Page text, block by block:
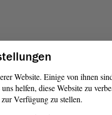
Website. Einige von ihnen
helfen, diese Website zu
Verfügung zu stellen.